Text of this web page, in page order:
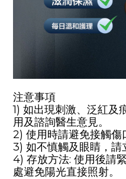
注意事項
1) 如出現刺激、泛紅及
用及諮詢醫生意見。
2) 使用時請避免接觸傷
3) 如不慎觸及眼睛，請
4) 存放方法: 使用後請
處避免陽光直接照射。